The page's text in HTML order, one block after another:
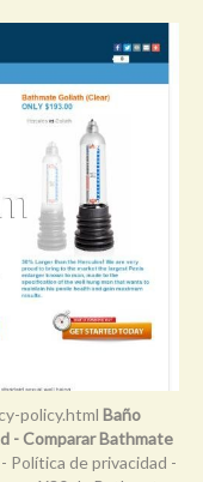
policy.html Baño
- Comparar Bathmate
- Política de privacidad -